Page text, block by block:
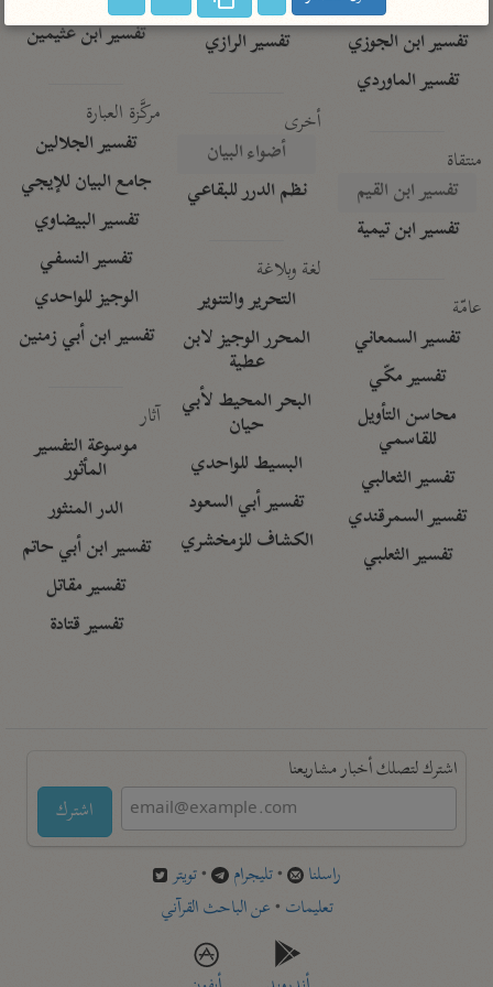
تفسير ابن الجوزي
تفسير الماوردي
منتقاة
تفسير ابن القيم
تفسير ابن تيمية
عامّة
تفسير السمعاني
تفسير مكّي
محاسن التأويل
للقاسمي
تفسير الثعالبي
تفسير السمرقندي
تفسير الثعلبي
تفسير الرازي
أخرى
أضواء البيان
نظم الدرر للبقاعي
لغة وبلاغة
التحرير والتنوير
المحرر الوجيز لابن
عطية
البحر المحيط لأبي
حيان
البسيط للواحدي
تفسير أبي السعود
الكشاف للزمخشري
تفسير ابن عثيمين
مركَّزة العبارة
تفسير الجلالين
جامع البيان للإيجي
تفسير البيضاوي
تفسير النسفي
الوجيز للواحدي
تفسير ابن أبي زمنين
آثار
موسوعة التفسير
المأثور
الدر المنثور
تفسير ابن أبي حاتم
تفسير مقاتل
تفسير قتادة
اشترك لتصلك أخبار مشاريعنا
اشترك
راسلنا •تليجرام •تويتر
تعليمات •عن الباحث القرآني